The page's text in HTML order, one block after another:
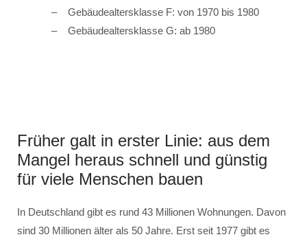
Gebäudealtersklasse F: von 1970 bis 1980
Gebäudealtersklasse G: ab 1980
Früher galt in erster Linie: aus dem
Mangel heraus schnell und günstig
für viele Menschen bauen
In Deutschland gibt es rund 43 Millionen Wohnungen. Davon
sind 30 Millionen älter als 50 Jahre. Erst seit 1977 gibt es